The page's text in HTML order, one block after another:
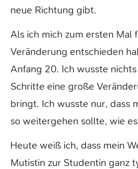
neue Richtung gibt.
Als ich mich zum ersten Mal
Veränderung entschieden
Anfang 20. Ich wusste
Schritte eine große
bringt. Ich wusste nur, dass
so weitergehen sollte, wie
Heute weiß ich, dass mein
Mutistin zur Studentin ganz